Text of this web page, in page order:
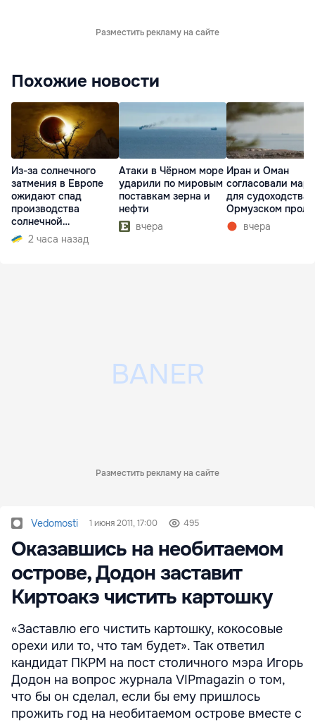
Разместить рекламу на сайте
Похожие новости
Из-за солнечного
затмения в Европе
ожидают спад
производства
солнечной
электроэнергии
2 часа назад
Атаки в Чёрном море
ударили по мировым
поставкам зерна и
нефти
вчера
Иран и Оман
согласовали
для судоходства
Ормузском
вчера
Разместить рекламу на сайте
Vedomosti 1 июня 2011, 17:00 495
Оказавшись на необитаемом
острове, Додон заставит
Киртоакэ чистить картошку
«Заставлю его чистить картошку, кокосовые
орехи или то, что там будет». Так ответил
кандидат ПКРМ на пост столичного мэра Игорь
Додон на вопрос журнала VIPmagazin о том,
что бы он сделал, если бы ему пришлось
прожить год на необитаемом острове вместе с